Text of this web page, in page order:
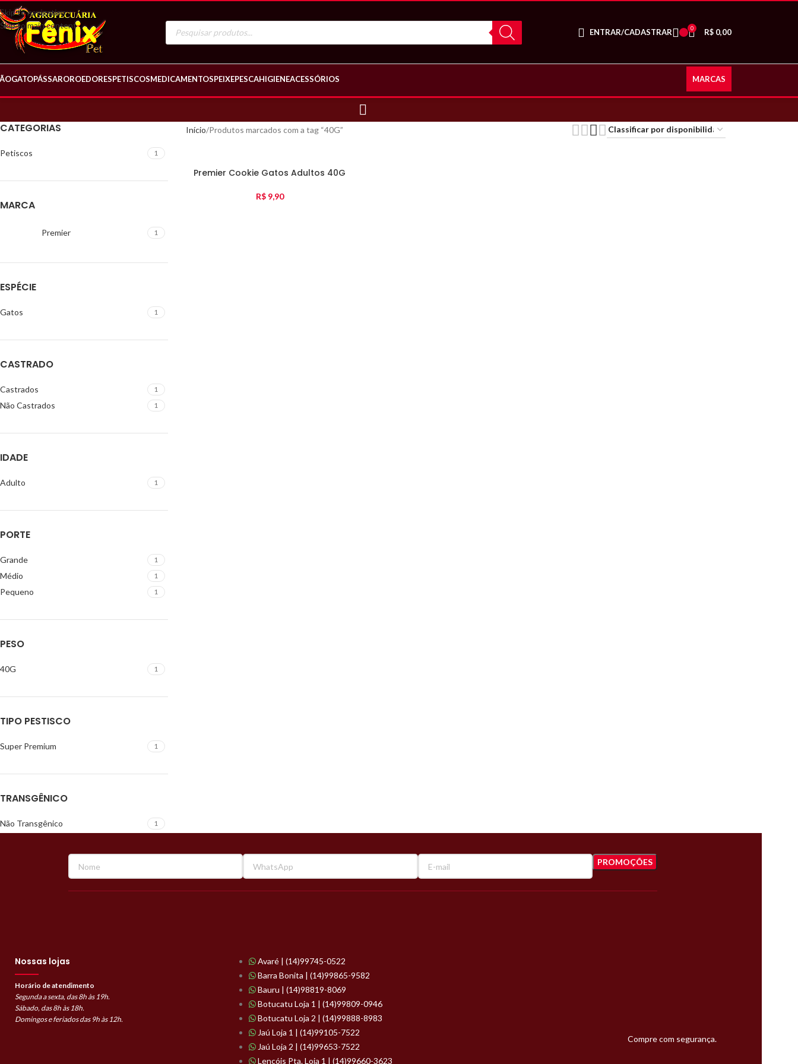
Skip to navigation
Skip to main content
ENTRAR/CADASTRAR 0 R$ 0,00
GATOPÁSSAROROEDORESPETISCOSMEDICAMENTOSPEIXEPESCAHIGIENEACESSÓRIOS MARCAS
CATEGORIAS
Petiscos 1
MARCA
Premier 1
ESPÉCIE
Gatos 1
CASTRADO
Castrados 1
Não Castrados 1
IDADE
Adulto 1
PORTE
Grande 1
Médio 1
Pequeno 1
PESO
40G 1
TIPO PESTISCO
Super Premium 1
TRANSGÊNICO
Não Transgênico 1
Início Produtos marcados com a tag “40G”
Premier Cookie Gatos Adultos 40G
R$9,90
Nossas lojas
Horário de atendimento
Segunda a sexta, das 8h às 19h.
Sábado, das 8h às 18h.
Domingos e feriados das 9h às 12h.
Avaré | (14)99745-0522
Barra Bonita | (14)99865-9582
Bauru | (14)98819-8069
Botucatu Loja 1 | (14)99809-0946
Botucatu Loja 2 | (14)99888-8983
Jaú Loja 1 | (14)99105-7522
Jaú Loja 2 | (14)99653-7522
Lençóis Pta. Loja 1 | (14)99660-3623
Compre com segurança.